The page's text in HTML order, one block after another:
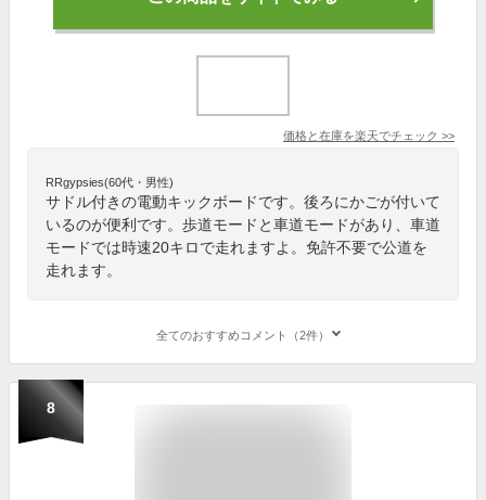
価格と在庫を楽天でチェック >>
RRgypsies(60代・男性)
サドル付きの電動キックボードです。後ろにかごが付いて
いるのが便利です。歩道モードと車道モードがあり、車道
モードでは時速20キロで走れますよ。免許不要で公道を
走れます。
全てのおすすめコメント（2件）
8